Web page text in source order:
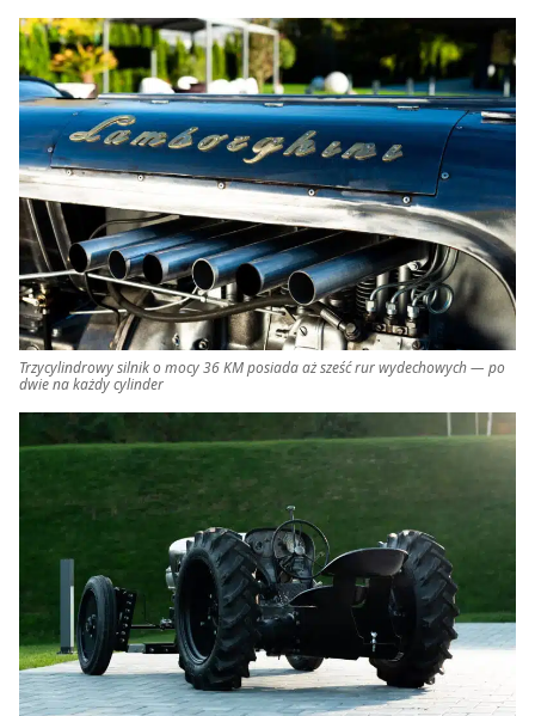
Trzycylindrowy silnik o mocy 36 KM posiada aż sześć rur wydechowych — po
dwie na każdy cylinder